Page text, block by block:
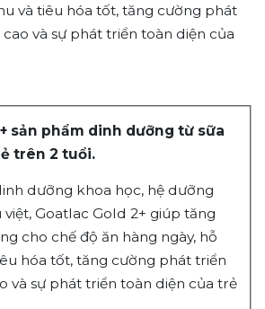
và tiêu hóa tốt, tăng cường phát
và sự phát triển toàn diện của
sản phẩm dinh dưỡng từ sữa
trên 2 tuổi.
dưỡng khoa học, hệ dưỡng
Goatlac Gold 2+ giúp tăng
cho chế độ ăn hàng ngày, hỗ
hóa tốt, tăng cường phát triển
và sự phát triển toàn diện của trẻ